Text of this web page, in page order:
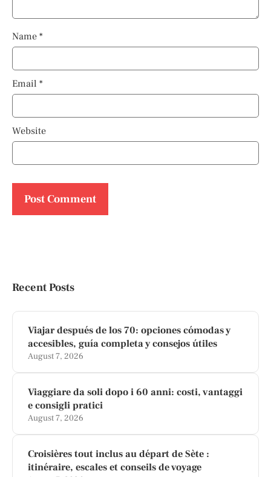
Name *
Email *
Website
Recent Posts
Viajar después de los 70: opciones cómodas y
accesibles, guía completa y consejos útiles
August 7, 2026
Viaggiare da soli dopo i 60 anni: costi, vantaggi
e consigli pratici
August 7, 2026
Croisières tout inclus au départ de Sète :
itinéraire, escales et conseils de voyage